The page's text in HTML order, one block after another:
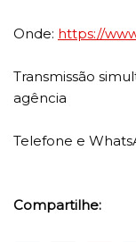
Onde: https://
Transmissão
agência
Telefone e
Compartilhe: